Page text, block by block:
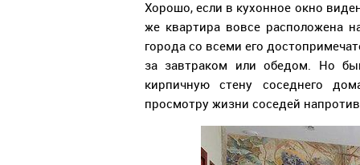
Хорошо, если в кухонное окно
же квартира вовсе расположена
города со всеми его
за завтраком или обедом. Но
кирпичную стену соседнего
просмотру жизни соседей